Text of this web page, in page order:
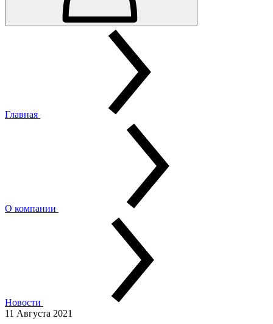
Главная
О компании
Новости
11 Августа 2021